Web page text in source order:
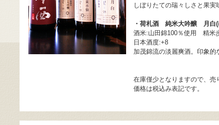
しぼりたての瑞々しさと果
・荷札酒 純米大吟醸 月白(
酒米:山田錦100％使用 精米
日本酒度:+8
加茂錦流の淡麗爽酒。印象
在庫僅少となりますので、
価格は税込み表記です。